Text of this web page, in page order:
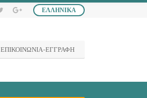
ΕΛΛΗΝΙΚΆ
ΕΠΙΚΟΙΝΩΝΙΑ-ΕΓΓΡΑΦΗ